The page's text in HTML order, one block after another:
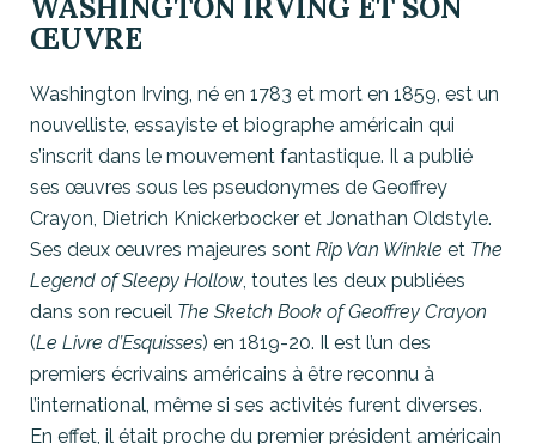
WASHINGTON IRVING ET SON
ŒUVRE
Washington Irving, né en 1783 et mort en 1859, est un
nouvelliste, essayiste et biographe américain qui
s’inscrit dans le mouvement fantastique. Il a publié
ses œuvres sous les pseudonymes de Geoffrey
Crayon, Dietrich Knickerbocker et Jonathan Oldstyle.
Ses deux œuvres majeures sont Rip Van Winkle et The
Legend of Sleepy Hollow , toutes les deux publiées
dans son recueil The Sketch Book of Geoffrey Crayon
(Le Livre d’Esquisses) en 1819-20. Il est l’un des
premiers écrivains américains à être reconnu à
l’international, même si ses activités furent diverses.
En effet, il était proche du premier président américain